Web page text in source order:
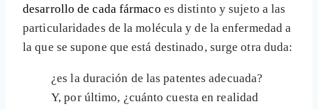
desarrollo de cada fármaco es distinto y sujeto a las
particularidades de la molécula y de la enfermedad a
la que se supone que está destinado, surge otra duda:
¿es la duración de las patentes adecuada?
Y, por último, ¿cuánto cuesta en realidad